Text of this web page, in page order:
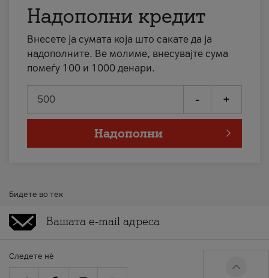
Надополни кредит
Внесете ја сумата која што сакате да ја
надополните. Ве молиме, внесувајте сума
помеѓу 100 и 1000 денари.
- +
Надополни
Бидете во тек
Следете нè